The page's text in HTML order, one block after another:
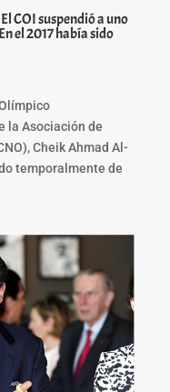
COI suspendió a uno
el 2017 había sido
la Asociación de
Cheik Ahmad Al-
temporalmente de